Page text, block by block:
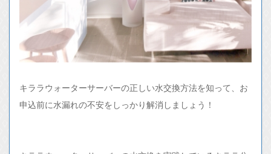
キララウォーターサーバーの正しい水交換方法を知って、お
申込前に水漏れの不安をしっかり解消しましょう！